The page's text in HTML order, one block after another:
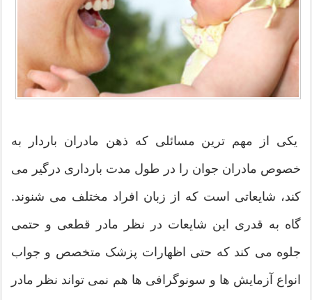
یکی از مهم ترین مسائلی که ذهن مادران باردار به
خصوص مادران جوان را در طول مدت بارداری درگیر می
کند، شایعاتی است که از زبان افراد مختلف می شنوند.
گاه به قدری این شایعات در نظر مادر قطعی و حتمی
جلوه می کند که حتی اظهارات پزشک متخصص و جواب
انواع آزمایش ها و سونوگرافی ها هم نمی تواند نظر مادر